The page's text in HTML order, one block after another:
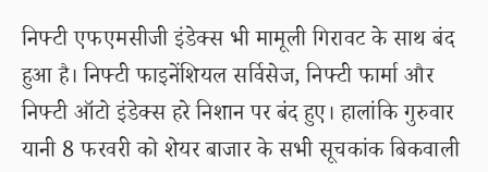
निफ्टी एफएमसीजी इंडेक्स भी मामूली गिरावट के साथ बंद
हुआ है। निफ्टी फाइनेंशियल सर्विसेज, निफ्टी फार्मा और
निफ्टी ऑटो इंडेक्स हरे निशान पर बंद हुए। हालांकि गुरुवार
यानी 8 फरवरी को शेयर बाजार के सभी सूचकांक बिकवाली